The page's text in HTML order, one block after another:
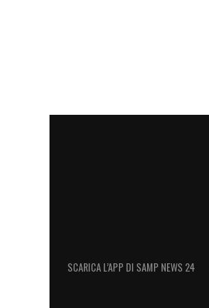
SCARICA L’APP DI SAMP NEWS 24